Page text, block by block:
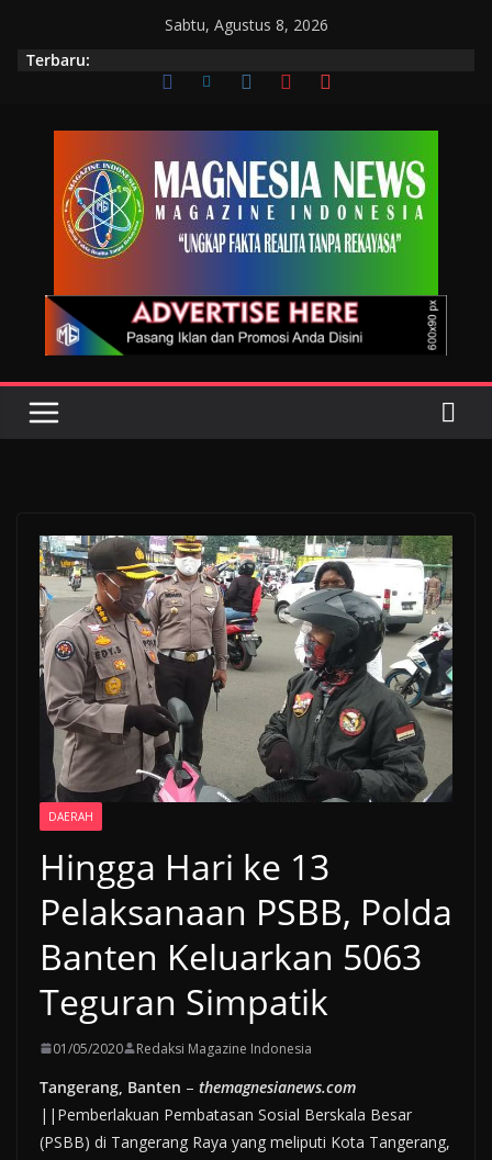
Sabtu, Agustus 8, 2026
Terbaru:
DAERAH
Hingga Hari ke 13
Pelaksanaan PSBB, Polda
Banten Keluarkan 5063
Teguran Simpatik
01/05/2020 Redaksi Magazine Indonesia
Tangerang, Banten – themagnesianews.com
||Pemberlakuan Pembatasan Sosial Berskala Besar
(PSBB) di Tangerang Raya yang meliputi Kota Tangerang,